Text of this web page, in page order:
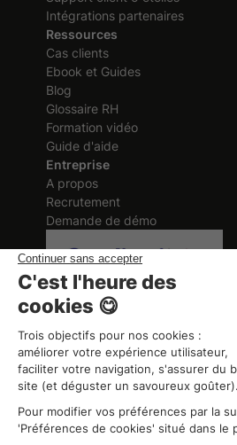
Intégrations partenaires
Ressources
Cas clients
Ebook et Guides
Blog
Glossaire RH
Formation vidéo
Guide d'aide
Entreprise
A propos
Recrutement
Demande de démo
Certification délivrée au titre des
actions de formation
ORGANISME DE FORMATION